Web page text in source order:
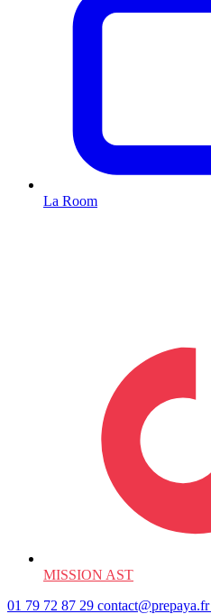
La Room
MISSION AST
01 79 72 87 29 contact@prepaya.fr